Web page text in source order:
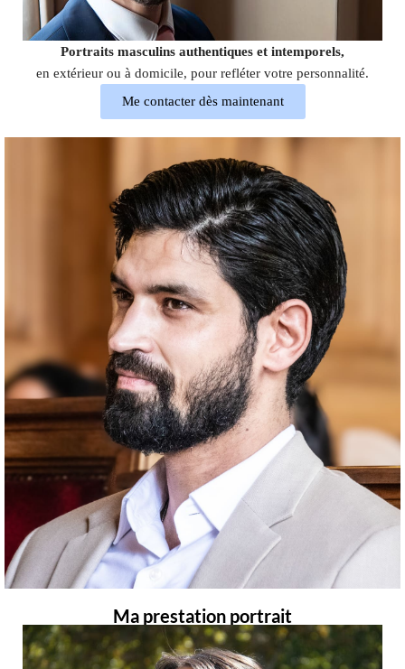
Portraits masculins authentiques et intemporels,
en extérieur ou à domicile, pour refléter votre personnalité.
Me contacter dès maintenant
Ma prestation portrait